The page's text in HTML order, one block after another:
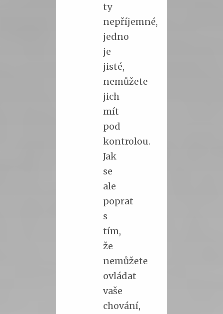
ty
nepříjemné,
jedno
je
jisté,
nemůžete
jich
mít
pod
kontrolou.
Jak
se
ale
poprat
s
tím,
že
nemůžete
ovládat
vaše
chování,